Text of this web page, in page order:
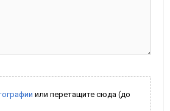
или перетащите сюда (до